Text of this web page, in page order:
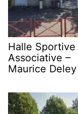
Halle
Associative –
Maurice Deley